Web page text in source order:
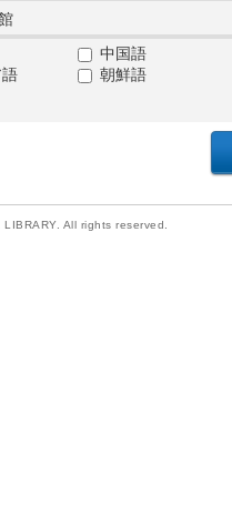
中国語
朝鮮語
All rights reserved.